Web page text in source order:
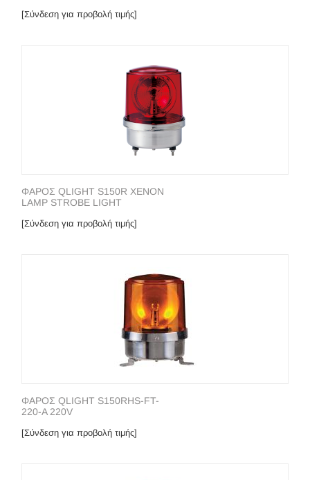
[Σύνδεση για προβολή τιμής]
ΦΑΡΟΣ QLIGHT S150R XENON
LAMP STROBE LIGHT
[Σύνδεση για προβολή τιμής]
ΦΑΡΟΣ QLIGHT S150RHS-FT-
220-A 220V
[Σύνδεση για προβολή τιμής]